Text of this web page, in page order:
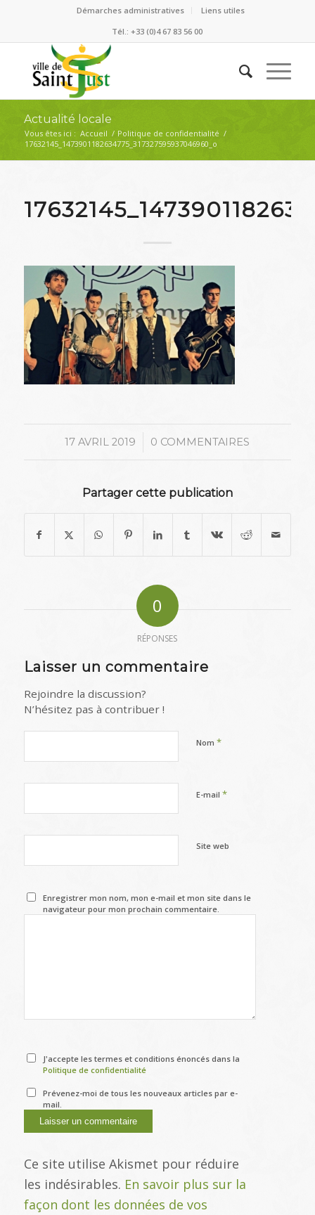
Démarches administratives
Liens utiles
Tél.: +33 (0)4 67 83 56 00
Actualité locale
Vous êtes ici : Accueil / Politique de confidentialité /
17632145_1473901182634775_317327595937046960_o
17 AVRIL 2019
/ 0 COMMENTAIRES
Partager cette publication
0
RÉPONSES
Laisser un commentaire
Rejoindre la discussion?
N’hésitez pas à contribuer !
Nom *
E-mail *
Site web
Enregistrer mon nom, mon e-mail et mon site dans le
navigateur pour mon prochain commentaire.
J'accepte les termes et conditions énoncés dans la
Politique de confidentialité
Prévenez-moi de tous les nouveaux articles par e-
mail.
Ce site utilise Akismet pour réduire
les indésirables. En savoir plus sur la
façon dont les données de vos